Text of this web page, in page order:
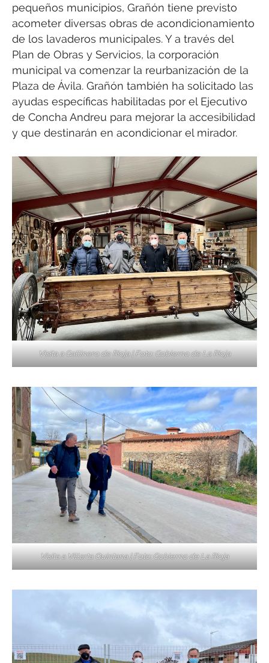
pequeños municipios, Grañón tiene previsto
acometer diversas obras de acondicionamiento
de los lavaderos municipales. Y a través del
Plan de Obras y Servicios, la corporación
municipal va comenzar la reurbanización de la
Plaza de Ávila. Grañón también ha solicitado las
ayudas específicas habilitadas por el Ejecutivo
de Concha Andreu para mejorar la accesibilidad
y que destinarán en acondicionar el mirador.
Visita a Gallinero de Rioja | Foto: Gobierno de La Rioja
Visita a Villarta Quintana | Foto: Gobierno de La Rioja